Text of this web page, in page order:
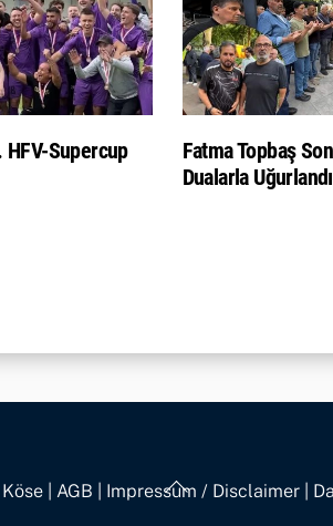
HFV-Supercup
Fatma Topbaş
Dualarla Uğurlandı
Back
AGB Impressum / Disclaimer